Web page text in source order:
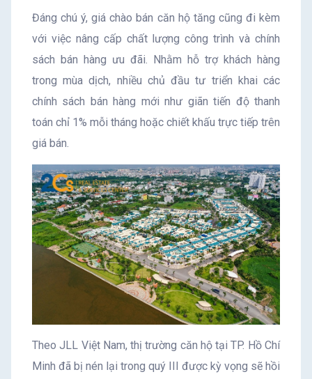
Đáng chú ý, giá chào bán căn hộ tăng cũng đi kèm
với việc nâng cấp chất lượng công trình và chính
sách bán hàng ưu đãi. Nhằm hỗ trợ khách hàng
trong mùa dịch, nhiều chủ đầu tư triển khai các
chính sách bán hàng mới như giãn tiến độ thanh
toán chỉ 1% mỗi tháng hoặc chiết khấu trực tiếp trên
giá bán.
Theo JLL Việt Nam, thị trường căn hộ tại TP. Hồ Chí
Minh đã bị nén lại trong quý III được kỳ vọng sẽ hồi